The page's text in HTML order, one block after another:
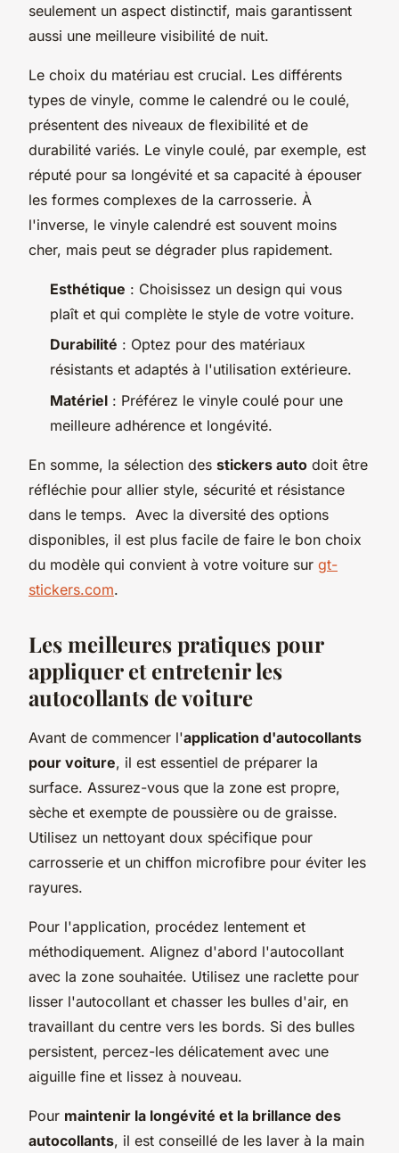
seulement un aspect distinctif, mais garantissent
aussi une meilleure visibilité de nuit.
Le choix du matériau est crucial. Les différents
types de vinyle, comme le calendré ou le coulé,
présentent des niveaux de flexibilité et de
durabilité variés. Le vinyle coulé, par exemple, est
réputé pour sa longévité et sa capacité à épouser
les formes complexes de la carrosserie. À
l'inverse, le vinyle calendré est souvent moins
cher, mais peut se dégrader plus rapidement.
Esthétique : Choisissez un design qui vous
plaît et qui complète le style de votre voiture.
Durabilité : Optez pour des matériaux
résistants et adaptés à l'utilisation extérieure.
Matériel : Préférez le vinyle coulé pour une
meilleure adhérence et longévité.
En somme, la sélection des stickers auto doit être
réfléchie pour allier style, sécurité et résistance
dans le temps. Avec la diversité des options
disponibles, il est plus facile de faire le bon choix
du modèle qui convient à votre voiture sur gt-
stickers.com.
Les meilleures pratiques pour
appliquer et entretenir les
autocollants de voiture
Avant de commencer l'application d'autocollants
pour voiture, il est essentiel de préparer la
surface. Assurez-vous que la zone est propre,
sèche et exempte de poussière ou de graisse.
Utilisez un nettoyant doux spécifique pour
carrosserie et un chiffon microfibre pour éviter les
rayures.
Pour l'application, procédez lentement et
méthodiquement. Alignez d'abord l'autocollant
avec la zone souhaitée. Utilisez une raclette pour
lisser l'autocollant et chasser les bulles d'air, en
travaillant du centre vers les bords. Si des bulles
persistent, percez-les délicatement avec une
aiguille fine et lissez à nouveau.
Pour maintenir la longévité et la brillance des
autocollants, il est conseillé de les laver à la main